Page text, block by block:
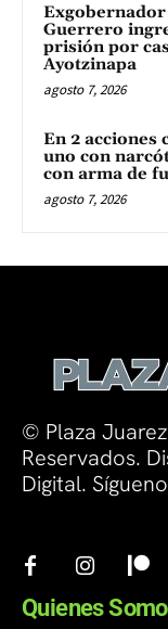
Exgobernador
Guerrero
prisión por
Ayotzinapa
agosto 7, 2026
En 2 acciones
uno con
con arma de
agosto 7, 2026
© Plaza
Reservados.
Digital.
Quienes